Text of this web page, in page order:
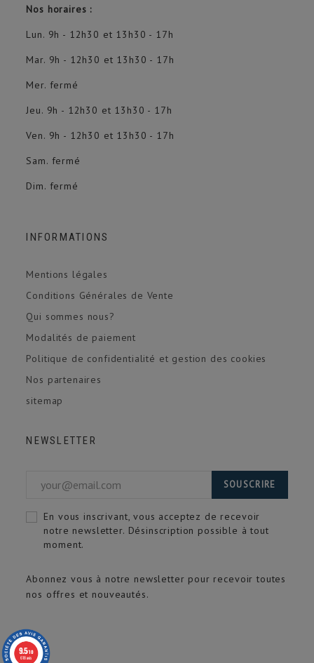
Nos horaires :
Lun. 9h - 12h30 et 13h30 - 17h
Mar. 9h - 12h30 et 13h30 - 17h
Mer. fermé
Jeu. 9h - 12h30 et 13h30 - 17h
Ven. 9h - 12h30 et 13h30 - 17h
Sam. fermé
Dim. fermé
INFORMATIONS
Mentions légales
Conditions Générales de Vente
Qui sommes nous?
Modalités de paiement
Politique de confidentialité et gestion des cookies
Nos partenaires
sitemap
NEWSLETTER
Abonnez vous à notre newsletter pour recevoir toutes
nos offres et nouveautés.
SOUSCRIRE
En vous inscrivant, vous acceptez de recevoir
notre newsletter. Désinscription possible à tout
moment.
9.5/10
618 avis